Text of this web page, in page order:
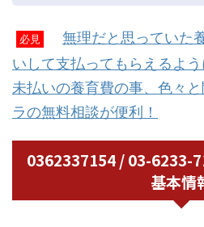
必見
無理だと思っていた
いして支払ってもらえるよう
未払いの養育費の事、色々
ラの無料相談が便利！
0362337154 / 03-6233-
基本情